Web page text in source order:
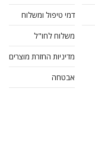
דמי טיפול ומשלוח
משלוח לחו"ל
מדיניות החזרת מוצרים
אבטחה